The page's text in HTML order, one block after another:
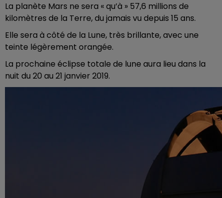
La planète Mars ne sera « qu’à » 57,6 millions de
kilomètres de la Terre, du jamais vu depuis 15 ans.
Elle sera à côté de la Lune, très brillante, avec une
teinte légèrement orangée.
La prochaine éclipse totale de lune aura lieu dans la
nuit du 20 au 21 janvier 2019.